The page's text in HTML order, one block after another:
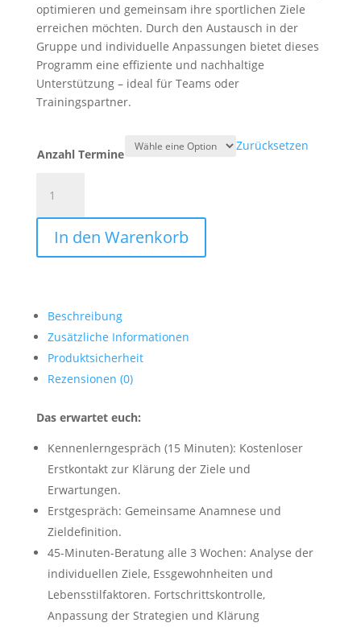
optimieren und gemeinsam ihre sportlichen Ziele
erreichen möchten. Durch den Austausch in der
Gruppe und individuelle Anpassungen bietet dieses
Programm eine effiziente und nachhaltige
Unterstützung – ideal für Teams oder
Trainingspartner.
Anzahl Termine
Zurücksetzen
Athleten
MengeIn den Warenkorb
Beschreibung
Zusätzliche Informationen
Produktsicherheit
Rezensionen (0)
Das erwartet euch:
Kennenlerngespräch (15 Minuten): Kostenloser
Erstkontakt zur Klärung der Ziele und
Erwartungen.
Erstgespräch: Gemeinsame Anamnese und
Zieldefinition.
45-Minuten-Beratung alle 3 Wochen: Analyse der
individuellen Ziele, Essgewohnheiten und
Lebensstilfaktoren. Fortschrittskontrolle,
Anpassung der Strategien und Klärung